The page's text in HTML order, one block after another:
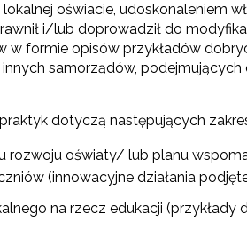
edukacji włączającej"
poradnictwa psychologiczno-
do kształcenia ogólnego – Etap
zawodowego"
oświacie, udoskonaleniem
i/lub doprowadził do
w formie opisów przykładów
samorządów,
dotyczą następujących
rozwoju oświaty/ lub planu
(innowacyjne działania
na rzecz edukacji